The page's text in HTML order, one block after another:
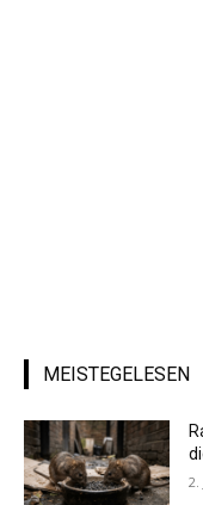
MEISTEGELESEN
2.